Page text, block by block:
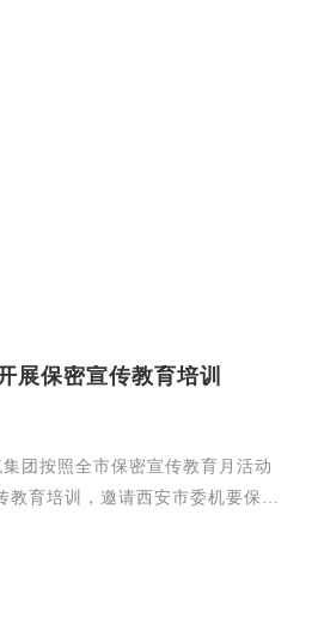
展保密宣传教育培训
团按照全市保密宣传教育月活动
育培训，邀请西安市委机要保密